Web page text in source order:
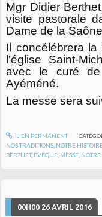
Mgr Didier
visite pastorale
Dame de la
Il concélébrera
l'église Saint-
avec le curé de
Ayéméné.
La messe sera
LIEN PERMANENT
NOS TRADITIONS NOTRE
BERTHET, ÉVÊQUE MESSE
00H00 26 AVRIL 2016